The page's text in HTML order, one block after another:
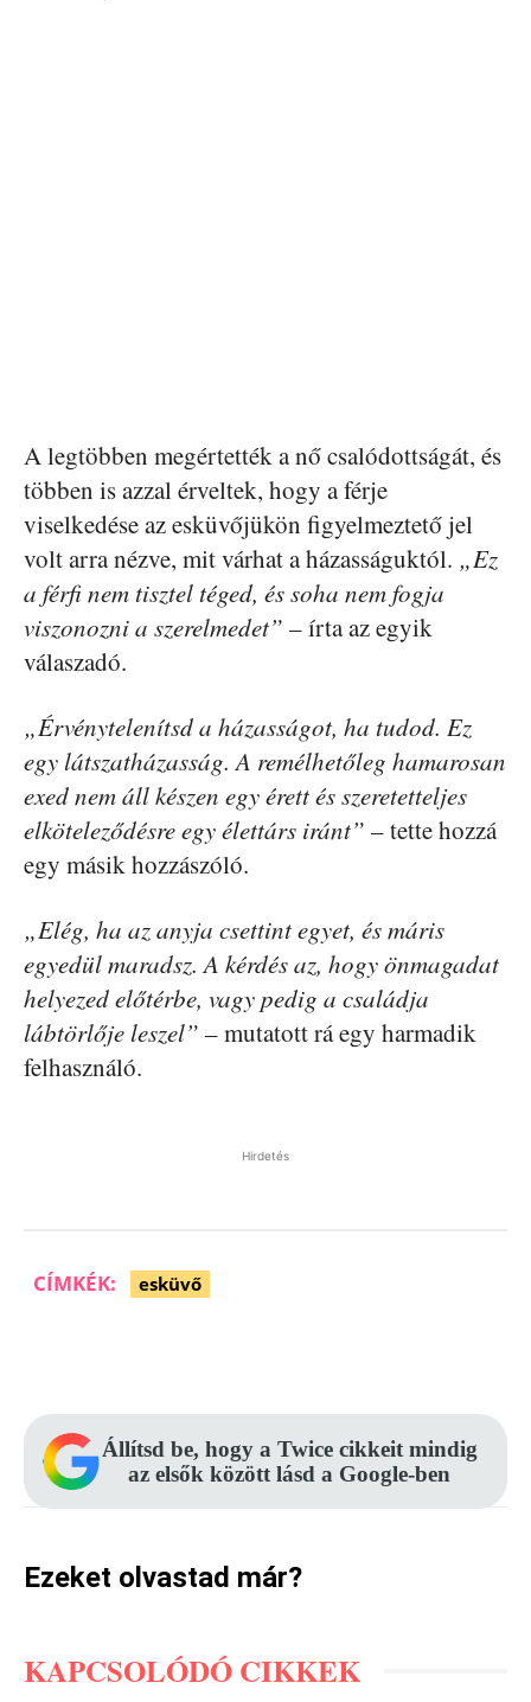
A legtöbben megértették a nő csalódottságát, és
többen is azzal érveltek, hogy a férje
viselkedése az esküvőjükön figyelmeztető jel
volt arra nézve, mit várhat a házasságuktól. „Ez
a férfi nem tisztel téged, és soha nem fogja
viszonozni a szerelmedet” – írta az egyik
válaszadó.
„Érvénytelenítsd a házasságot, ha tudod. Ez
egy látszatházasság. A remélhetőleg hamarosan
exed nem áll készen egy érett és szeretetteljes
elköteleződésre egy élettárs iránt” – tette hozzá
egy másik hozzászóló.
„Elég, ha az anyja csettint egyet, és máris
egyedül maradsz. A kérdés az, hogy önmagadat
helyezed előtérbe, vagy pedig a családja
lábtörlője leszel” – mutatott rá egy harmadik
felhasználó.
Hirdetés
CÍMKÉK: esküvő
Állítsd be, hogy a Twice cikkeit mindig
az elsők között lásd a Google-ben
Ezeket olvastad már?
KAPCSOLÓDÓ CIKKEK